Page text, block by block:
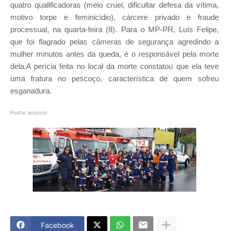
quatro qualificadoras (meio cruel, dificultar defesa da vítima,
motivo torpe e feminicídio), cárcere privado e fraude
processual, na quarta-feira (8). Para o MP-PR, Luís Felipe,
que foi flagrado pelas câmeras de segurança agredindo a
mulher minutos antes da queda, é o responsável pela morte
dela.A perícia feita no local da morte constatou que ela teve
uma fratura no pescoço, característica de quem sofreu
esganadura.
Postar anúncio
Facebook